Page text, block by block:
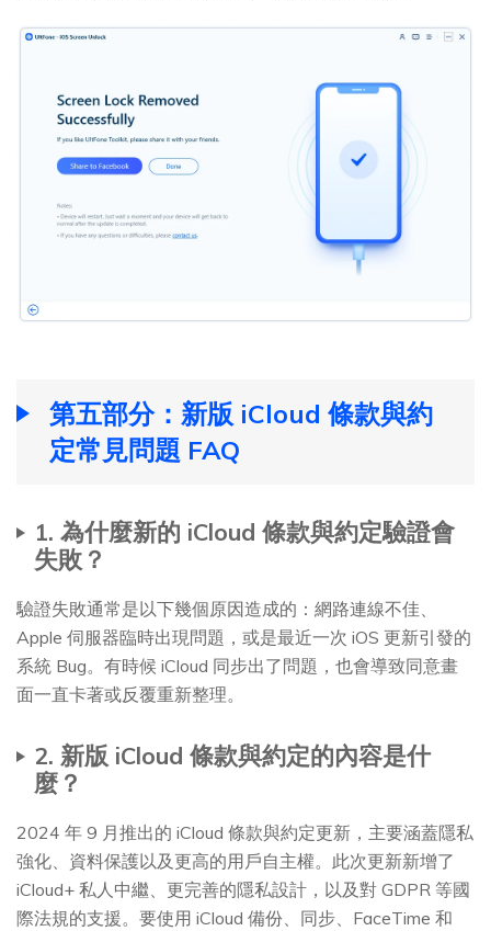
第五部分：新版 iCloud 條款與約
定常見問題 FAQ
1. 為什麼新的 iCloud 條款與約定驗證會
失敗？
驗證失敗通常是以下幾個原因造成的：網路連線不佳、
Apple 伺服器臨時出現問題，或是最近一次 iOS 更新引發的
系統 Bug。有時候 iCloud 同步出了問題，也會導致同意畫
面一直卡著或反覆重新整理。
2. 新版 iCloud 條款與約定的內容是什
麼？
2024 年 9 月推出的 iCloud 條款與約定更新，主要涵蓋隱私
強化、資料保護以及更高的用戶自主權。此次更新新增了
iCloud+ 私人中繼、更完善的隱私設計，以及對 GDPR 等國
際法規的支援。要使用 iCloud 備份、同步、FaceTime 和